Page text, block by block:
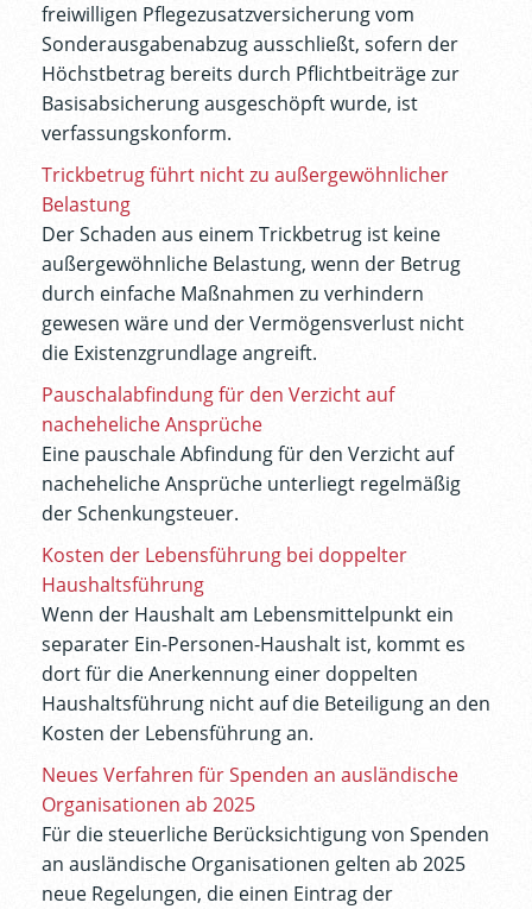
freiwilligen Pflegezusatzversicherung vom
Sonderausgabenabzug ausschließt, sofern der
Höchstbetrag bereits durch Pflichtbeiträge zur
Basisabsicherung ausgeschöpft wurde, ist
verfassungskonform.
Trickbetrug führt nicht zu außergewöhnlicher
Belastung
Der Schaden aus einem Trickbetrug ist keine
außergewöhnliche Belastung, wenn der Betrug
durch einfache Maßnahmen zu verhindern
gewesen wäre und der Vermögensverlust nicht
die Existenzgrundlage angreift.
Pauschalabfindung für den Verzicht auf
nacheheliche Ansprüche
Eine pauschale Abfindung für den Verzicht auf
nacheheliche Ansprüche unterliegt regelmäßig
der Schenkungsteuer.
Kosten der Lebensführung bei doppelter
Haushaltsführung
Wenn der Haushalt am Lebensmittelpunkt ein
separater Ein-Personen-Haushalt ist, kommt es
dort für die Anerkennung einer doppelten
Haushaltsführung nicht auf die Beteiligung an den
Kosten der Lebensführung an.
Neues Verfahren für Spenden an ausländische
Organisationen ab 2025
Für die steuerliche Berücksichtigung von Spenden
an ausländische Organisationen gelten ab 2025
neue Regelungen, die einen Eintrag der